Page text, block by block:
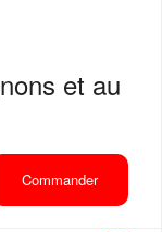
et au
Commander